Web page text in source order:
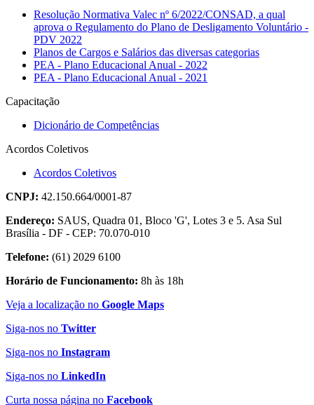
Resolução Normativa Valec nº 6/2022/CONSAD, a qual
aprova o Regulamento do Plano de Desligamento Voluntário -
PDV 2022
Planos de Cargos e Salários das diversas categorias
PEA - Plano Educacional Anual - 2022
PEA - Plano Educacional Anual - 2021
Capacitação
Dicionário de Competências
Acordos Coletivos
Acordos Coletivos
CNPJ: 42.150.664/0001-87
Endereço: SAUS, Quadra 01, Bloco 'G', Lotes 3 e 5. Asa Sul
Brasília - DF - CEP: 70.070-010
Telefone: (61) 2029 6100
Horário de Funcionamento: 8h às 18h
Veja a localização no Google Maps
Siga-nos no Twitter
Siga-nos no Instagram
Siga-nos no LinkedIn
Curta nossa página no Facebook